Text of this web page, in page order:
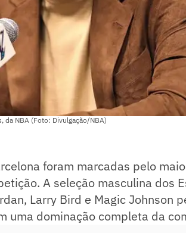
da NBA (Foto: Divulgação/NBA)
foram marcadas pelo
A seleção masculina dos
Larry Bird e Magic Johnson
uma dominação completa da